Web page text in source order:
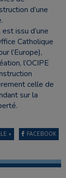
d’une
issu d’une
Catholique
l’Europe),
l’OCIPE
celle de
sur la
FACEBOOK
+